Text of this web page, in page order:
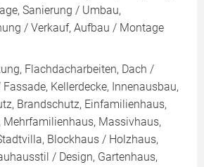
Sanierung / Umbau,
/ Verkauf, Aufbau / Montage
Flachdacharbeiten, Dach /
Kellerdecke, Innenausbau,
Brandschutz, Einfamilienhaus,
Massivhaus,
Blockhaus / Holzhaus,
/ Design, Gartenhaus,